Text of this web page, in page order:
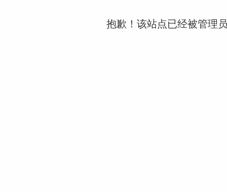
抱歉！该站点已经被管理